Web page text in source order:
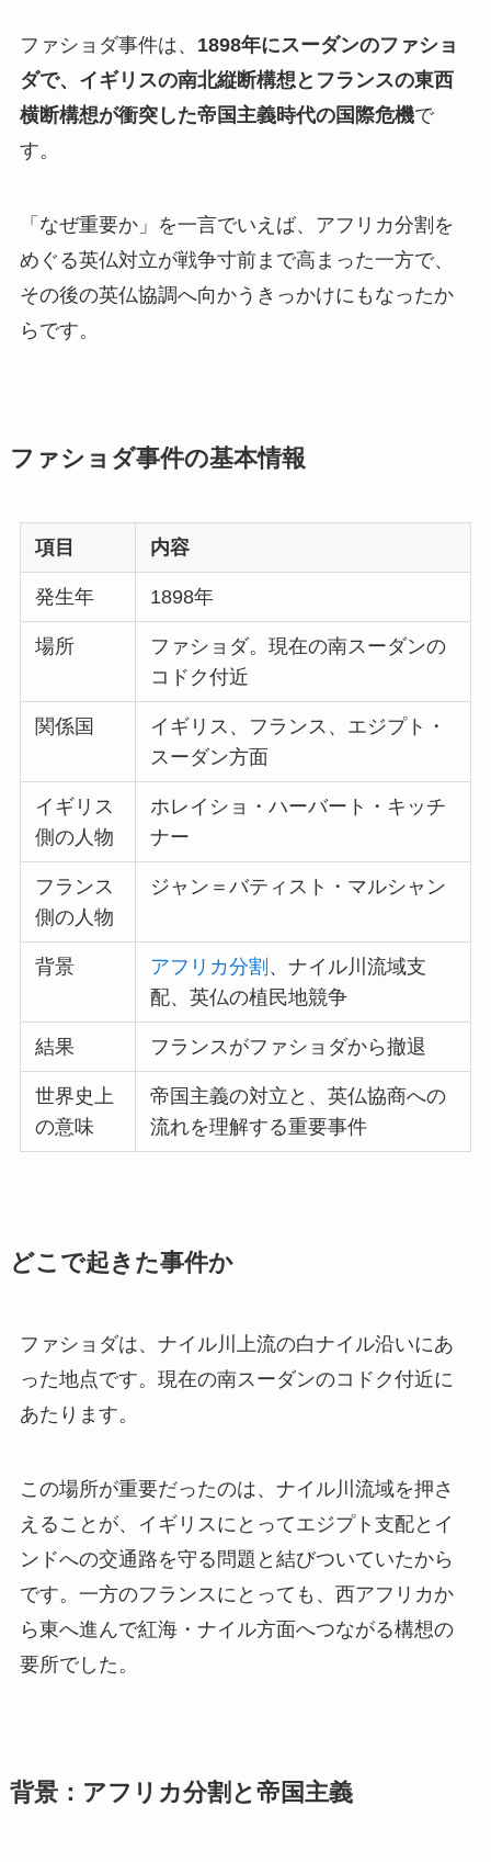
ファショダ事件は、 1898年にスーダンのファショ
ダで、イギリスの南北縦断構想とフランスの東西
横断構想が衝突した帝国主義時代の国際危機で
す。
「なぜ重要か」を一言でいえば、アフリカ分割を
めぐる英仏対立が戦争寸前まで高まった一方で、
その後の英仏協調へ向かうきっかけにもなったか
らです。
ファショダ事件の基本情報
項目 内容
発生年 1898年
場所
ファショダ。現在の南スーダンの
コドク付近
関係国
イギリス、フランス、エジプト・
スーダン方面
イギリス
側の人物
ホレイショ・ハーバート・キッチ
ナー
フランス
側の人物
ジャン＝バティスト・マルシャン
背景 アフリカ分割 、ナイル川流域支
配、英仏の植民地競争
結果 フランスがファショダから撤退
世界史上
の意味
帝国主義の対立と、英仏協商への
流れを理解する重要事件
どこで起きた事件か
ファショダは、ナイル川上流の白ナイル沿いにあ
った地点です。現在の南スーダンのコドク付近に
あたります。
この場所が重要だったのは、ナイル川流域を押さ
えることが、イギリスにとってエジプト支配とイ
ンドへの交通路を守る問題と結びついていたから
です。一方のフランスにとっても、西アフリカか
ら東へ進んで紅海・ナイル方面へつながる構想の
要所でした。
背景：アフリカ分割と帝国主義